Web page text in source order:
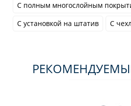
С полным многослойным
С установкой на штатив
С